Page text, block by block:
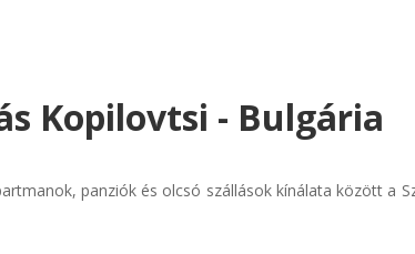
Kopilovtsi - Bulgária
panziók és olcsó szállások kínálata között a